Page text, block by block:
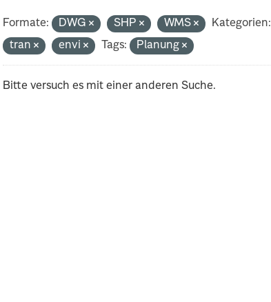
Formate: DWG SHP WMS Kategorien:
tran
envi Tags: Planung
Bitte versuch es mit einer anderen Suche.